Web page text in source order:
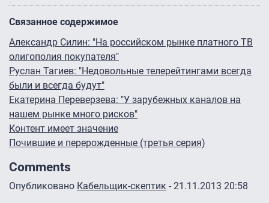
Связанное содержимое
Александр Силин: "На российском рынке платного ТВ
олигополия покупателя"
Руслан Тагиев: "Недовольные телерейтингами всегда
были и всегда будут"
Екатерина Переверзева: "У зарубежных каналов на
нашем рынке много рисков"
Контент имеет значение
Почившие и перерожденные (третья серия)
Comments
Опубликовано Кабельщик-скептик - 21.11.2013 20:58